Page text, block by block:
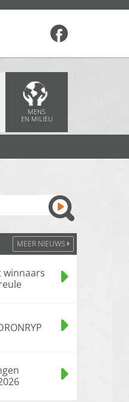
MENS
EN MILIEU
MEER NIEUWS